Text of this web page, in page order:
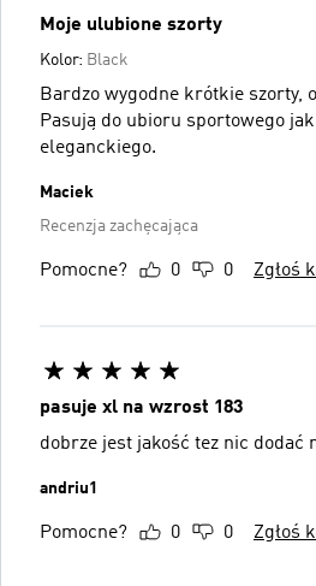
Moje ulubione szorty
Kolor: Black
Bardzo wygodne krótkie szorty,
Pasują do ubioru sportowego
eleganckiego.
Maciek
Recenzja zachęcająca
Pomocne? 0 0 Zgłoś
pasuje xl na wzrost 183
dobrze jest jakość tez nic dodać
andriu1
Pomocne? 0 0 Zgłoś